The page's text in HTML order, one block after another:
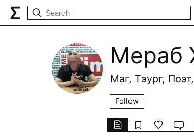
Мераб
Маг, Тэург,
Follow